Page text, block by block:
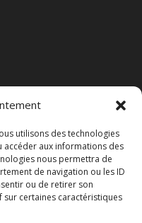
utilisons des technologies
aux informations des
nous permettra de
de navigation ou les ID
ou de retirer son
certaines caractéristiques